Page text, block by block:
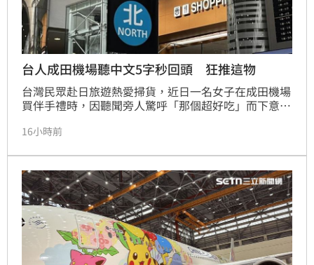
台人成田機場聽中文5字秒回頭 狂推這物
台灣民眾赴日旅遊熱愛掃貨，近日一名女子在成田機場
買伴手禮時，因聽聞旁人驚呼「那個超好吃」而下意識
熱烈共鳴，吸引逾4萬網友按讚。這場討論意外揭露台
吃」二字吸引而跟風買單。留言區更變成日本必買清單
的交流站，包含NY起司奶油脆餅、YOKU MOKU雪茄
蛋捲、Press Butter Sand夾心餅乾及LeTAO紅茶巧克
力餅乾等熱門商品皆被點名。這類機場購物現象反映出
台人赴日旅遊的購物熱潮，以及對高品質日式甜點的青
睞，也成為民眾出國旅遊時有趣的購物文化觀察。
16小時前